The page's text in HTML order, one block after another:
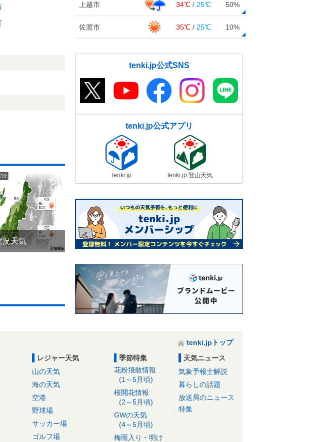
況天気
上越市 34℃ / 25℃ 50%
佐渡市 35℃ / 25℃ 10%
tenki.jp公式SNS
tenki.jp公式アプリ
tenki.jp tenki.jp 登山天気
tenki.jpトップ
レジャー天気
山の天気
海の天気
空港
野球場
サッカー場
ゴルフ場
季節特集
花粉飛散情報
(1～5月頃)
桜開花情報
(2～5月頃)
GWの天気
(4～5月頃)
梅雨入り・明け
天気ニュース
気象予報士解説
暮らしの話題
放送局のニュース
特集